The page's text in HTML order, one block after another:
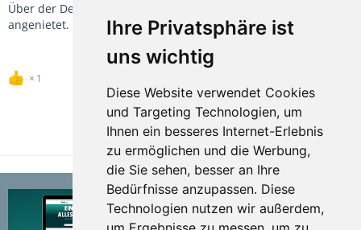
Ihre Privatsphäre ist
uns wichtig
Diese Website verwendet Cookies
und Targeting Technologien, um
Ihnen ein besseres Internet-Erlebnis
zu ermöglichen und die Werbung,
die Sie sehen, besser an Ihre
Bedürfnisse anzupassen. Diese
Technologien nutzen wir außerdem,
Über der Deichsel habe ich Halterungen für die Unterlegekeile
angenietet.
1
TEILEN